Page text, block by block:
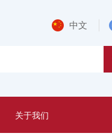
中文
关于我们